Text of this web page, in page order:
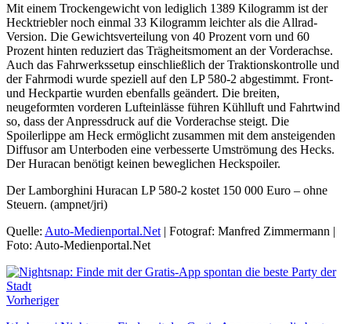
Mit einem Trockengewicht von lediglich 1389 Kilogramm ist der
Hecktriebler noch einmal 33 Kilogramm leichter als die Allrad-
Version. Die Gewichtsverteilung von 40 Prozent vorn und 60
Prozent hinten reduziert das Trägheitsmoment an der Vorderachse.
Auch das Fahrwerkssetup einschließlich der Traktionskontrolle und
der Fahrmodi wurde speziell auf den LP 580-2 abgestimmt. Front-
und Heckpartie wurden ebenfalls geändert. Die breiten,
neugeformten vorderen Lufteinlässe führen Kühlluft und Fahrtwind
so, dass der Anpressdruck auf die Vorderachse steigt. Die
Spoilerlippe am Heck ermöglicht zusammen mit dem ansteigenden
Diffusor am Unterboden eine verbesserte Umströmung des Hecks.
Der Huracan benötigt keinen beweglichen Heckspoiler.
Der Lamborghini Huracan LP 580-2 kostet 150 000 Euro – ohne
Steuern. (ampnet/jri)
Quelle: Auto-Medienportal.Net | Fotograf: Manfred Zimmermann |
Foto: Auto-Medienportal.Net
Vorheriger